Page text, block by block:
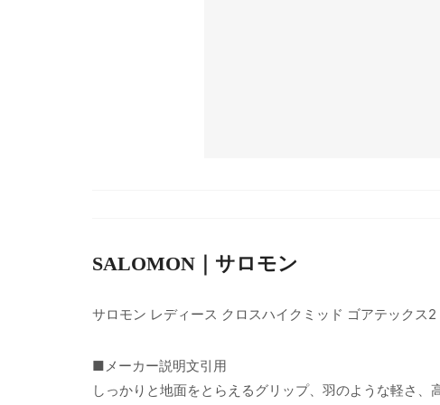
SALOMON｜サロモン
サロモン レディース クロスハイクミッド ゴアテックス2
■メーカー説明文引用
しっかりと地面をとらえるグリップ、羽のような軽さ、